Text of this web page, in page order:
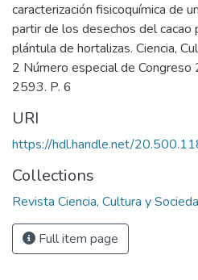
caracterización fisicoquímica de
partir de los desechos del cacao
plántula de hortalizas. Ciencia,
2 Número especial de
2593. P. 6
URI
https://hdl.handle.net/
Collections
Revista Ciencia, Cultura y
Full item page